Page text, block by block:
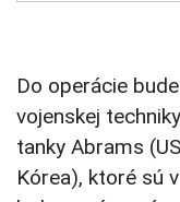
Do operácie
vojenskej
tanky Abrams
Kórea), ktoré sú